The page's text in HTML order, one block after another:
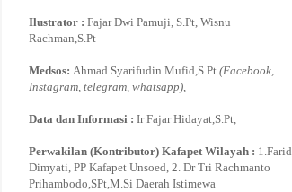
Ilustrator : Fajar Dwi Pamuji, S.Pt, Wisnu
Rachman,S.Pt
Medsos: Ahmad Syarifudin Mufid,S.Pt (Facebook,
Instagram, telegram, whatsapp),
Data dan Informasi : Ir Fajar Hidayat,S.Pt,
Perwakilan (Kontributor) Kafapet Wilayah : 1.Farid
Dimyati, PP Kafapet Unsoed, 2. Dr Tri Rachmanto
Prihambodo,SPt,M.Si Daerah Istimewa